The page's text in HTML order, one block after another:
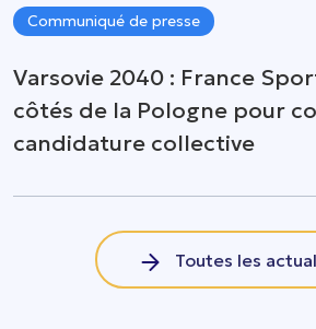
Communiqué de presse
Varsovie 2040 : France
côtés de la Pologne pour
candidature collective
Toutes les